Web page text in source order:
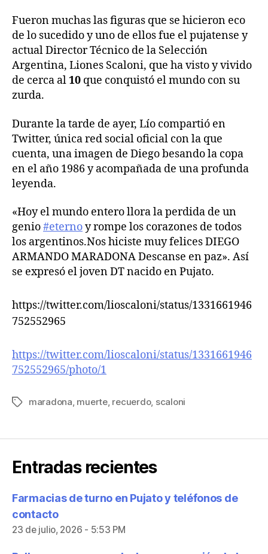
Fueron muchas las figuras que se hicieron eco
de lo sucedido y uno de ellos fue el pujatense y
actual Director Técnico de la Selección
Argentina, Liones Scaloni, que ha visto y vivido
de cerca al10 que conquistó el mundo con su
zurda.
Durante la tarde de ayer, Lío compartió en
Twitter, única red social oficial con la que
cuenta, una imagen de Diego besando la copa
en el año 1986 y acompañada de una profunda
leyenda.
«Hoy el mundo entero llora la perdida de un
genio#eternoy rompe los corazones de todos
los argentinos.Nos hiciste muy felices DIEGO
ARMANDO MARADONA Descanse en paz». Así
se expresó el joven DT nacido en Pujato.
https://twitter.com/lioscaloni/status/1331661946
752552965
https://twitter.com/lioscaloni/status/1331661946
752552965/photo/1
maradona, muerte, recuerdo, scaloni
Entradas recientes
Farmacias de turno en Pujato y teléfonos de
contacto
23 de julio, 2026 - 5:53 PM